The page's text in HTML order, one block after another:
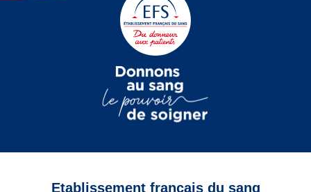
Vous êtes
Etablissement français du sang